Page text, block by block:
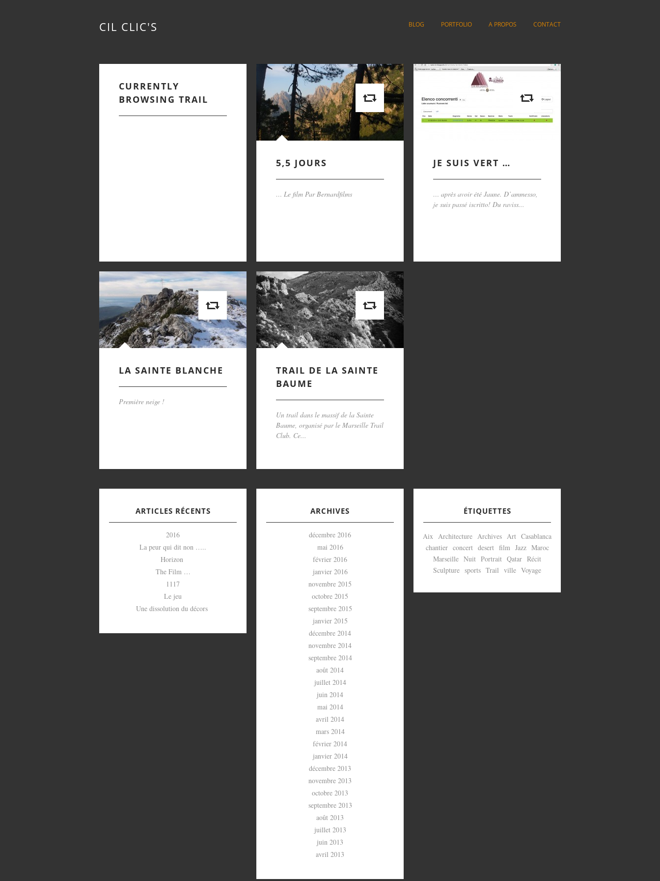
CIL CLIC'S BLOG PORTFOLIO A PROPOS CONTACT
CURRENTLY
BROWSING TRAIL
5,5 JOURS
… Le film Par Bernardfilms
JE SUIS VERT …
… après avoir été Jaune. D’ammesso,
je suis passé iscritto! Du raviss...
LA SAINTE BLANCHE
Première neige !
TRAIL DE LA SAINTE
BAUME
Un trail dans le massif de la Sainte
Baume, organisé par le Marseille Trail
Club. Ce...
ARTICLES RÉCENTS
2016
La peur qui dit non …..
Horizon
The Film …
1117
Le jeu
Une dissolution du décors
ARCHIVES
décembre 2016
mai 2016
février 2016
janvier 2016
novembre 2015
octobre 2015
septembre 2015
janvier 2015
décembre 2014
novembre 2014
septembre 2014
août 2014
juillet 2014
juin 2014
mai 2014
avril 2014
mars 2014
février 2014
janvier 2014
décembre 2013
novembre 2013
octobre 2013
septembre 2013
août 2013
juillet 2013
juin 2013
avril 2013
ÉTIQUETTES
Aix Architecture Archives Art Casablanca
chantier concert desert film Jazz Maroc
Marseille Nuit Portrait Qatar Récit
Sculpture sports Trail ville Voyage